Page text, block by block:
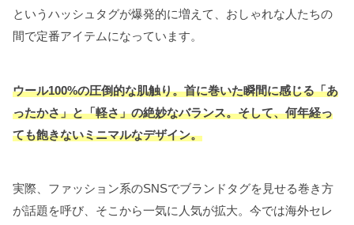
というハッシュタグが爆発的に増えて、おしゃれな人たちの
間で定番アイテムになっています。
ウール100%の圧倒的な肌触り。首に巻いた瞬間に感じる「あ
ったかさ」と「軽さ」の絶妙なバランス。そして、何年経っ
ても飽きないミニマルなデザイン。
実際、ファッション系のSNSでブランドタグを見せる巻き方
が話題を呼び、そこから一気に人気が拡大。今では海外セレ